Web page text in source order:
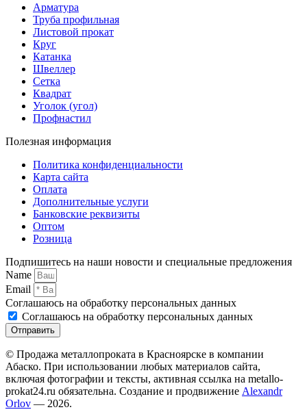
Арматура
Труба профильная
Листовой прокат
Круг
Катанка
Швеллер
Сетка
Квадрат
Уголок (угол)
Профнастил
Полезная информация
Политика конфиденциальности
Карта сайта
Оплата
Дополнительные услуги
Банковские реквизиты
Оптом
Розница
Подпишитесь на наши новости и специальные предложения
Name
Email
Соглашаюсь на обработку персональных данных
Соглашаюсь на обработку персональных данных
Отправить
© Продажа металлопроката в Красноярске в компании
Абаско. При использовании любых материалов сайта,
включая фотографии и тексты, активная ссылка на metallo-
prokat24.ru обязательна. Создание и продвижение Alexandr
Orlov — 2026.